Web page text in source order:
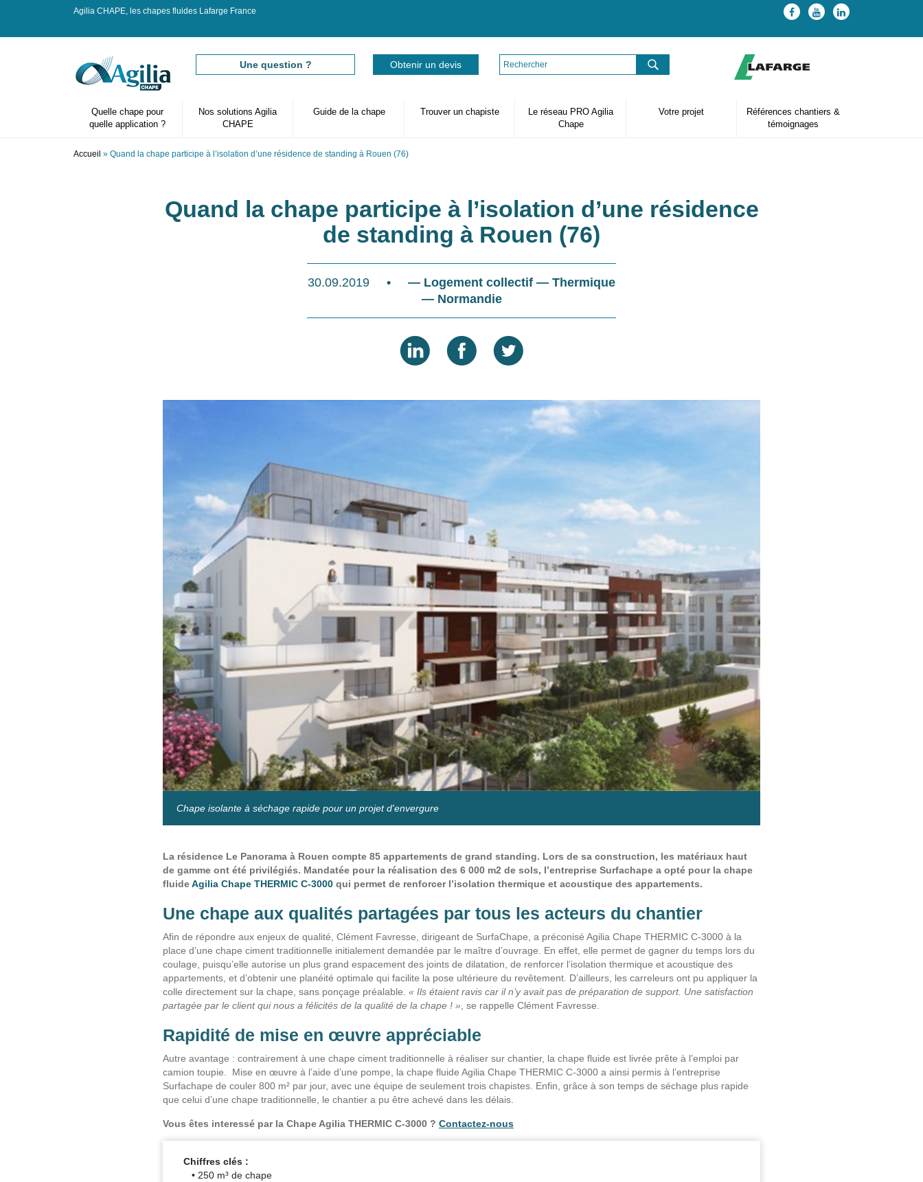
Agilia CHAPE, les chapes fluides Lafarge France
Une question ? Obtenir un devis Rechercher
Quelle chape pour
quelle application ?
Nos solutions Agilia
CHAPE
Guide de la chape Trouver un chapiste
Le réseau PRO Agilia
Chape
Votre projet
Références chantiers &
témoignages
Accueil » Quand la chape participe à l’isolation d’une résidence de standing à Rouen (76)
Quand la chape participe à l’isolation d’une résidence
de standing à Rouen (76)
30.09.2019 •
— Logement collectif — Thermique
— Normandie
Chape isolante à séchage rapide pour un projet d'envergure
La résidence Le Panorama à Rouen compte 85 appartements de grand standing. Lors de sa construction, les matériaux haut
de gamme ont été privilégiés. Mandatée pour la réalisation des 6 000 m2 de sols, l’entreprise Surfachape a opté pour la chape
fluideAgilia Chape THERMIC C-3000 qui permet de renforcer l’isolation thermique et acoustique des appartements.
Une chape aux qualités partagées par tous les acteurs du chantier
Afin de répondre aux enjeux de qualité, Clément Favresse, dirigeant de SurfaChape, a préconisé Agilia Chape THERMIC C-3000 à la
place d’une chape ciment traditionnelle initialement demandée par le maître d’ouvrage. En effet, elle permet de gagner du temps lors du
coulage, puisqu’elle autorise un plus grand espacement des joints de dilatation, de renforcer l’isolation thermique et acoustique des
appartements, et d’obtenir une planéité optimale qui facilite la pose ultérieure du revêtement. D’ailleurs, les carreleurs ont pu appliquer la
colle directement sur la chape, sans ponçage préalable. « Ils étaient ravis car il n’y avait pas de préparation de support. Une satisfaction
partagée par le client qui nous a félicités de la qualité de la chape ! », se rappelle Clément Favresse.
Rapidité de mise en œuvre appréciable
Autre avantage : contrairement à une chape ciment traditionnelle à réaliser sur chantier, la chape fluide est livrée prête à l’emploi par
camion toupie. Mise en œuvre à l’aide d’une pompe, la chape fluide Agilia Chape THERMIC C-3000 a ainsi permis à l’entreprise
Surfachape de couler 800 m² par jour, avec une équipe de seulement trois chapistes. Enfin, grâce à son temps de séchage plus rapide
que celui d’une chape traditionnelle, le chantier a pu être achevé dans les délais.
Vous êtes interessé par la Chape Agilia THERMIC C-3000 ? Contactez-nous
Chiffres clés :
• 250 m³ de chape